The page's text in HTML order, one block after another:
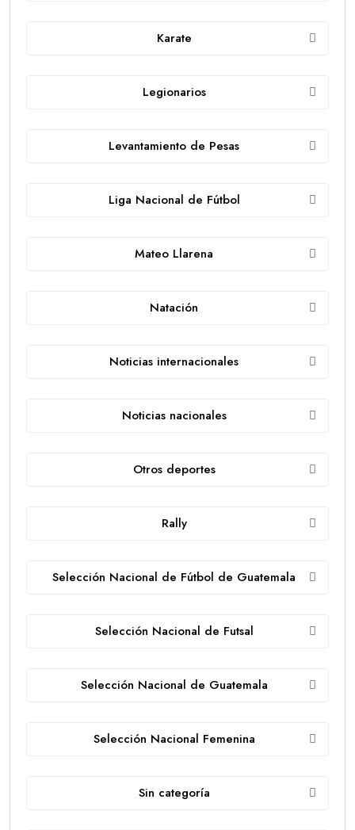
Karate
Legionarios
Levantamiento de Pesas
Liga Nacional de Fútbol
Mateo Llarena
Natación
Noticias internacionales
Noticias nacionales
Otros deportes
Rally
Selección Nacional de Fútbol de Guatemala
Selección Nacional de Futsal
Selección Nacional de Guatemala
Selección Nacional Femenina
Sin categoría